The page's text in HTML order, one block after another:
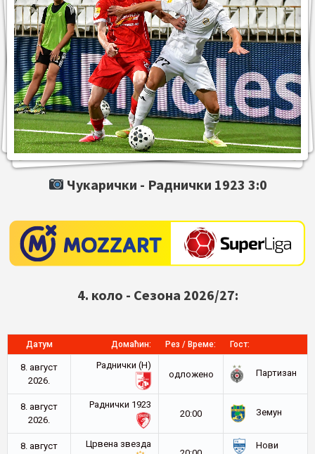
Чукарички - Раднички 1923 3:0
4. коло - Сезона 2026/27:
Датум Домаћин: Рез / Време: Гост:
8. август
2026.
Раднички (Н)
oдложено
Партизан
8. август
2026.
Раднички 1923
20:00
Земун
8. август
Црвена звезда
Нови